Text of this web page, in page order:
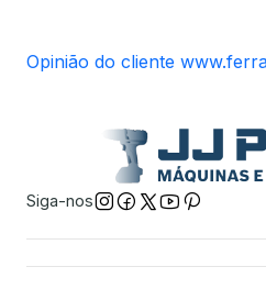
Opinião do cliente
Siga-nos